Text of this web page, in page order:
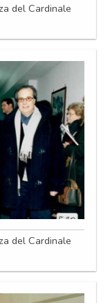
del Cardinale
del Cardinale